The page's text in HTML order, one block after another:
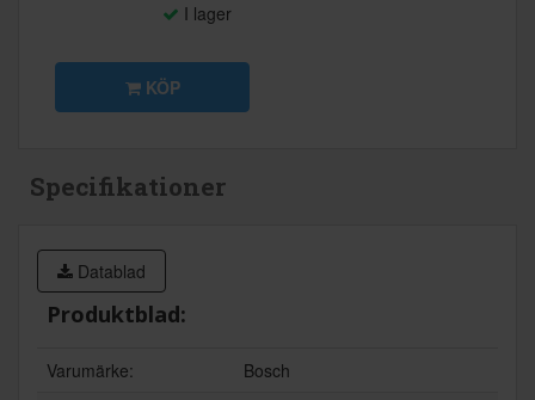
I lager
KÖP
Specifikationer
Datablad
Produktblad:
Varumärke:
Bosch